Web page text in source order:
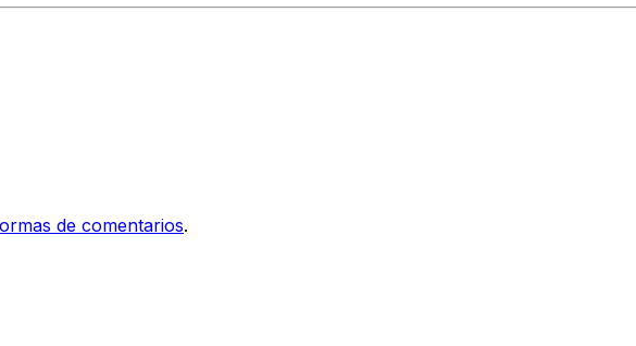
de comentarios.